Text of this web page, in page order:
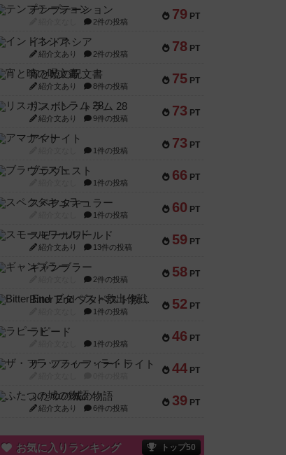
79 PT
テンプテーション
2件の投稿
78 PT
インドネシア
紹介文あり 2件の投稿
75 PT
宵と暁の呪文書
紹介文あり 8件の投稿
73 PT
リスボン・トラム 28
紹介文あり 9件の投稿
73 PT
アマナイト
1件の投稿
66 PT
ブラヴェスト
1件の投稿
60 PT
スペクタキュラー
1件の投稿
59 PT
スモールワールド
紹介文あり 13件の投稿
58 PT
ギャンブラー
2件の投稿
52 PT
Bitter End ブタペスト救出作戦
1件の投稿
46 PT
ラピード
1件の投稿
44 PT
ザ・フラッフィー・ライト
39 PT
ふたつの城の物語
紹介文あり 6件の投稿
お気に入りランキング トップ50